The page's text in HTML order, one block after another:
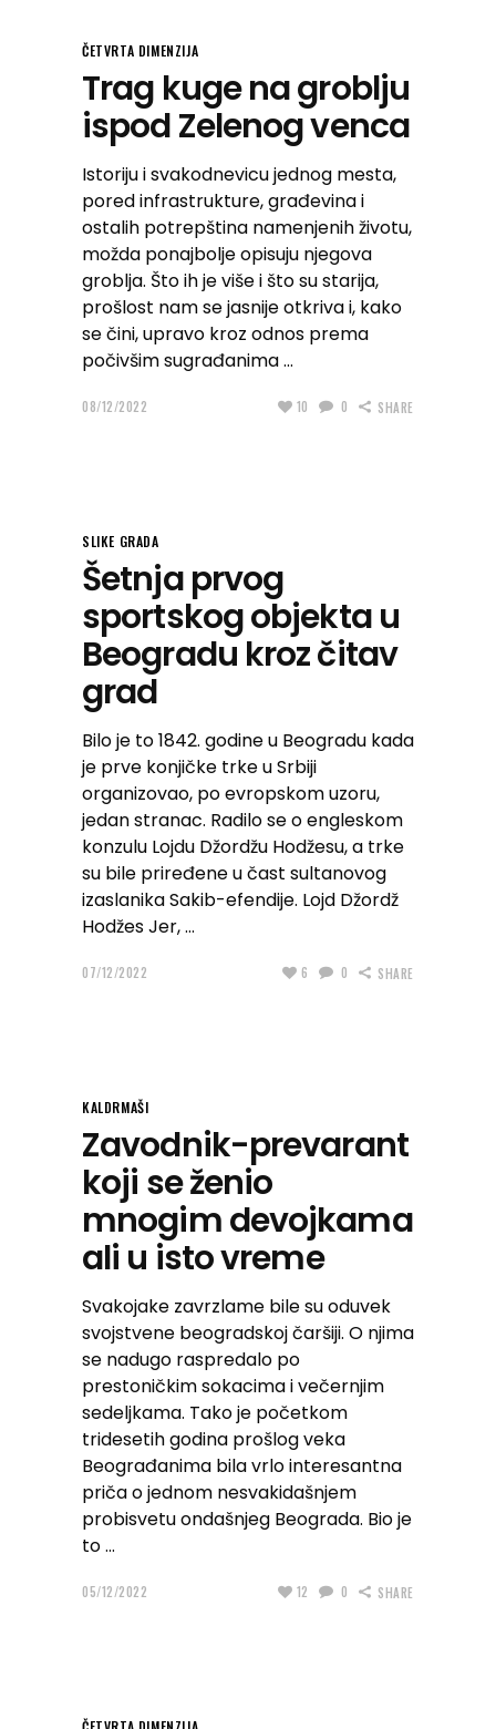
ČETVRTA DIMENZIJA
Trag kuge na groblju
ispod Zelenog venca
Istoriju i svakodnevicu jednog mesta,
pored infrastrukture, građevina i
ostalih potrepština namenjenih životu,
možda ponajbolje opisuju njegova
groblja. Što ih je više i što su starija,
prošlost nam se jasnije otkriva i, kako
se čini, upravo kroz odnos prema
počivšim sugrađanima
08/12/2022 10 0 SHARE
SLIKE GRADA
Šetnja prvog
sportskog objekta u
Beogradu kroz čitav
grad
Bilo je to 1842. godine u Beogradu kada
je prve konjičke trke u Srbiji
organizovao, po evropskom uzoru,
jedan stranac. Radilo se o engleskom
konzulu Lojdu Džordžu Hodžesu, a trke
su bile priređene u čast sultanovog
izaslanika Sakib-efendije. Lojd Džordž
Hodžes Jer,
07/12/2022 6 0 SHARE
KALDRMAŠI
Zavodnik-prevarant
koji se ženio
mnogim devojkama
ali u isto vreme
Svakojake zavrzlame bile su oduvek
svojstvene beogradskoj čaršiji. O njima
se nadugo raspredalo po
prestoničkim sokacima i večernjim
sedeljkama. Tako je početkom
tridesetih godina prošlog veka
Beograđanima bila vrlo interesantna
priča o jednom nesvakidašnjem
probisvetu ondašnjeg Beograda. Bio je
to
05/12/2022 12 0 SHARE